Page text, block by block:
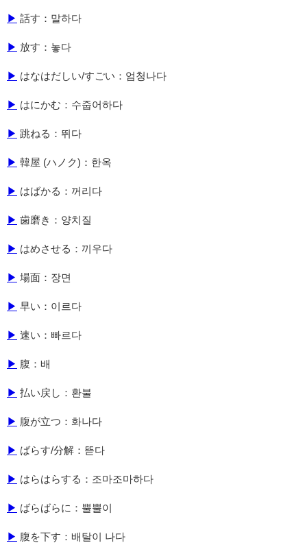
▶ 話す：말하다
▶ 放す：놓다
▶ はなはだしい/すごい：엄청나다
▶ はにかむ：수줍어하다
▶ 跳ねる：뛰다
▶ 韓屋 (ハノク)：한옥
▶ はばかる：꺼리다
▶ 歯磨き：양치질
▶ はめさせる：끼우다
▶ 場面：장면
▶ 早い：이르다
▶ 速い：빠르다
▶ 腹：배
▶ 払い戻し：환불
▶ 腹が立つ：화나다
▶ ばらす/分解：뜯다
▶ はらはらする：조마조마하다
▶ ばらばらに：뿔뿔이
▶ 腹を下す：배탈이 나다